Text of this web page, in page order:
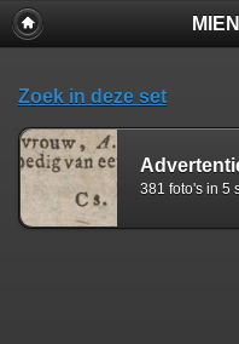
Zoek in deze set
381 foto's in 5